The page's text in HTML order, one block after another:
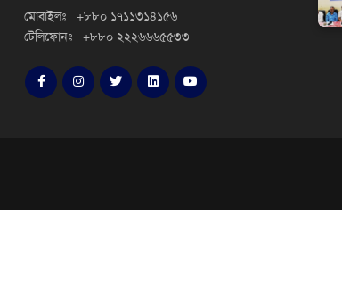
মোবাইলঃ +৮৮০ ১৭১১৩১৪১৫৬
টেলিফোনঃ +৮৮০ ২২২৬৬৬৫৫৩৩